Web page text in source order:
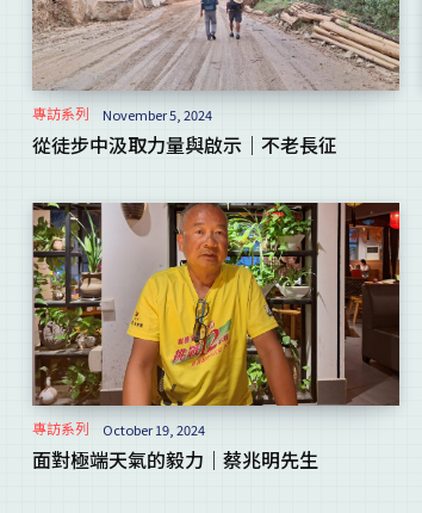
專訪系列 November 5, 2024
從徒步中汲取力量與啟示｜不老長征
專訪系列 October 19, 2024
面對極端天氣的毅力｜蔡兆明先生